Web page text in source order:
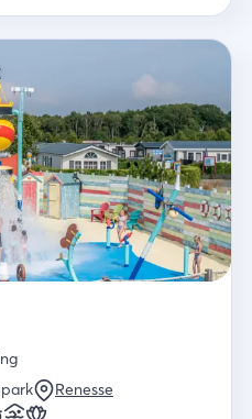
Renesse